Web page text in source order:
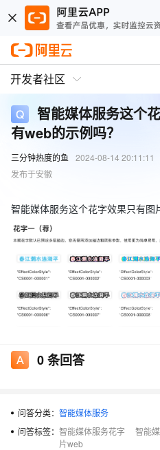
开发者社区
智能媒体服务这个
有web的示例吗？
三分钟热度的鱼 2024-08-14 20:11:11
发布于安徽
智能媒体服务这个花字效果只有图
0条回答
问答分类： 智能媒体服务
问答标签： 智能媒体服务花字 智能
片web